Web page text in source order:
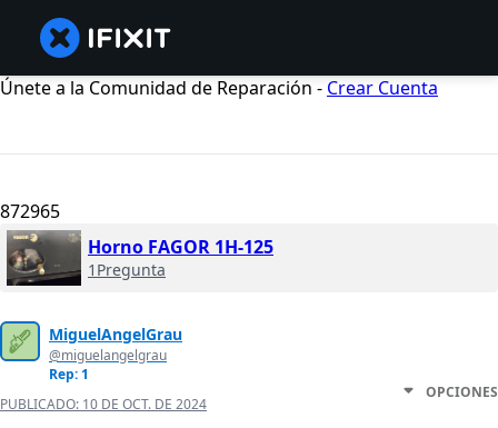
Únete a la Comunidad de Reparación - Crear Cuenta
872965
Horno FAGOR 1H-125
1Pregunta
MiguelAngelGrau
@miguelangelgrau
Rep: 1
PUBLICADO: 10 DE OCT. DE 2024
OPCIONES